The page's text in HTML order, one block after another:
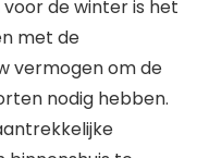
de winter is het
met de
vermogen om de
nodig hebben.